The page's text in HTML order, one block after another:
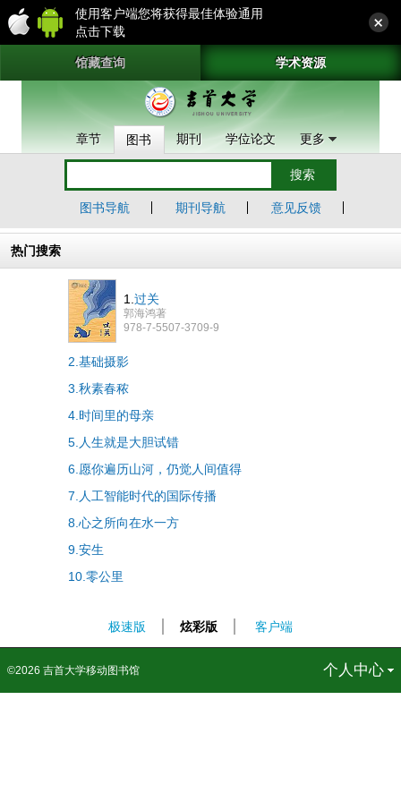
使用客户端您将获得最佳体验通用
点击下载
馆藏查询 学术资源
章节 图书 期刊 学位论文 更多
图书导航 期刊导航 意见反馈
热门搜索
1. 过关
郭海鸿著
978-7-5507-3709-9
2.基础摄影
3.秋素春秾
4.时间里的母亲
5.人生就是大胆试错
6.愿你遍历山河，仍觉人间值得
7.人工智能时代的国际传播
8.心之所向在水一方
9.安生
10.零公里
极速版 炫彩版 客户端
借阅信息 个人中心
©2026 吉首大学移动图书馆